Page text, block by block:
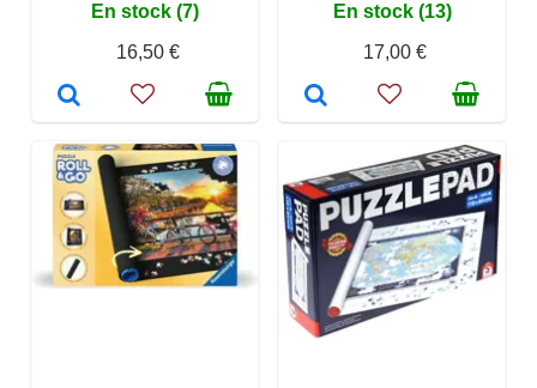
En stock (7)
16,50 €
En stock (13)
17,00 €